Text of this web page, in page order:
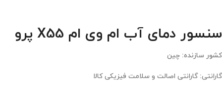
سنسور دمای آب ام وی ام X55 پرو
کشور سازنده: چین
گارانتی: گارانتی اصالت و سلامت فیزیکی کالا